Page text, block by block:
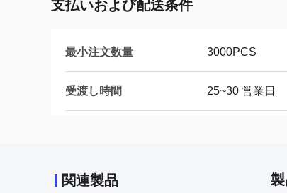
支払いおよび配送条件
最小注文数量 3000PCS
受渡し時間 25~30 営業日
関連製品